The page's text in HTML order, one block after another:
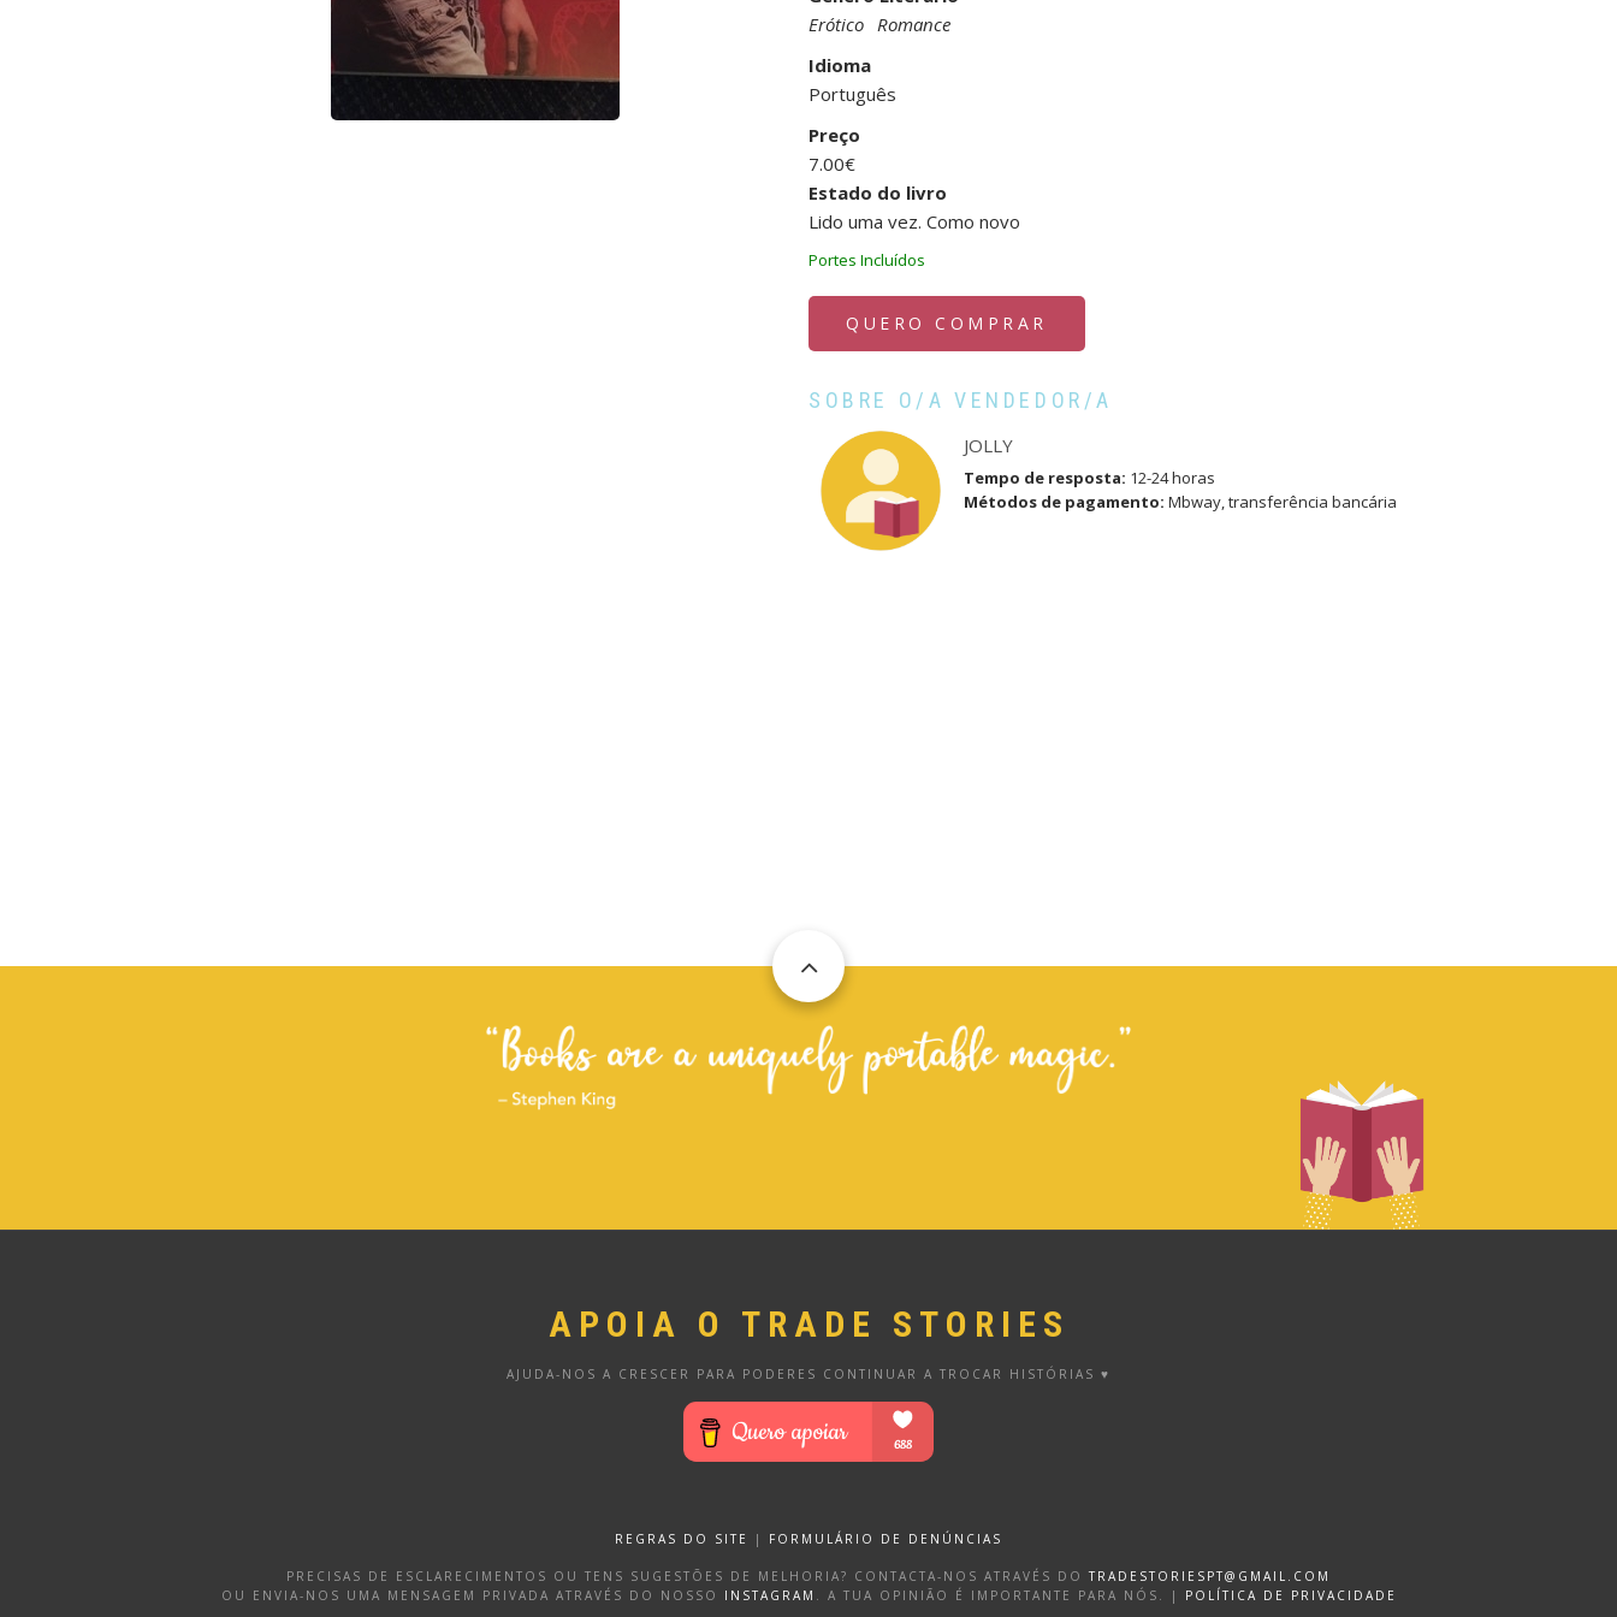
Erótico Romance
Idioma
Português
Preço
7.00€
Estado do livro
Lido uma vez. Como novo
Portes Incluídos
QUERO COMPRAR
SOBRE O/A VENDEDOR/A
JOLLY
Tempo de resposta: 12-24 horas
Métodos de pagamento: Mbway, transferência bancária
APOIA O TRADE STORIES
AJUDA-NOS A CRESCER PARA PODERES CONTINUAR A TROCAR HISTÓRIAS ♥
REGRAS DO SITE | FORMULÁRIO DE DENÚNCIAS
PRECISAS DE ESCLARECIMENTOS OU TENS SUGESTÕES DE MELHORIA? CONTACTA-NOS ATRAVÉS DO TRADESTORIESPT@GMAIL.COM
OU ENVIA-NOS UMA MENSAGEM PRIVADA ATRAVÉS DO NOSSO
INSTAGRAM . A TUA OPINIÃO É IMPORTANTE PARA NÓS. | POLÍTICA DE PRIVACIDADE